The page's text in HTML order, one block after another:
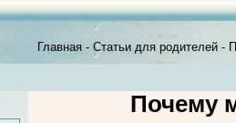
Главная - Статьи для родителей -
Почему